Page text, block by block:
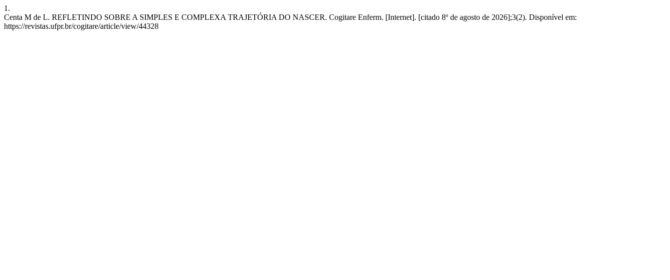
1.
Centa M de L. REFLETINDO SOBRE A SIMPLES E COMPLEXA TRAJETÓRIA DO NASCER. Cogitare Enferm. [Internet]. [citado 8º de agosto de 2026];3(2). Disponível em:
https://revistas.ufpr.br/cogitare/article/view/44328